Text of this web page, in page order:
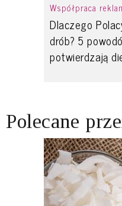
Współpraca
Dlaczego
drób? 5
potwierdzają
Polecane